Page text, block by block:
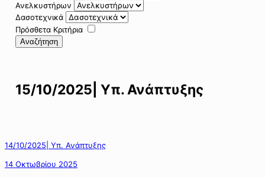
Ανελκυστήρων
Δασοτεχνικά
Πρόσθετα Κριτήρια
Αναζήτηση
15/10/2025| Υπ. Ανάπτυξης
14/10/2025| Υπ. Ανάπτυξης
14 Οκτωβρίου 2025